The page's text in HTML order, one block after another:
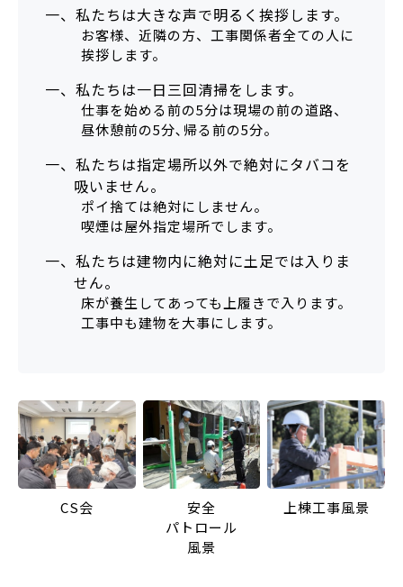
一、私たちは大きな声で明るく挨拶します。
お客様、近隣の方、工事関係者全ての人に
挨拶します。
一、私たちは一日三回清掃をします。
仕事を始める前の5分は現場の前の道路、
昼休憩前の5分､帰る前の5分。
一、私たちは指定場所以外で絶対にタバコを
吸いません。
ポイ捨ては絶対にしません。
喫煙は屋外指定場所でします。
一、私たちは建物内に絶対に土足では入りま
せん。
床が養生してあっても上履きで入ります。
工事中も建物を大事にします。
CS会
安全
パトロール
風景
上棟工事風景